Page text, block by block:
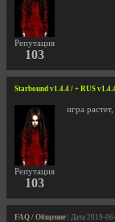
Репутация
103
Starbound v1.4.4 / + RUS
Репутация
103
игра
FAQ / Общение | Дата 2019-